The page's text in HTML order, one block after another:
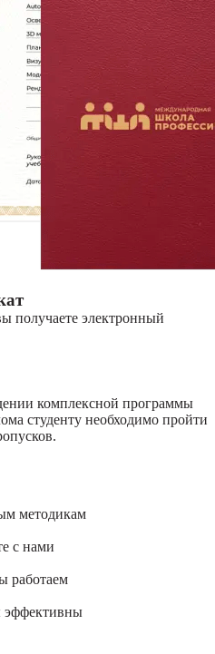
получаете электронный
комплексной программы
студенту необходимо пройти
методикам
с нами
работаем
эффективны